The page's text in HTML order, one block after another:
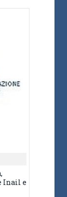
Inail e